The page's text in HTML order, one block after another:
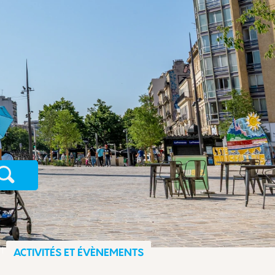
Recherche
ACTIVITÉS ET ÉVÈNEMENTS